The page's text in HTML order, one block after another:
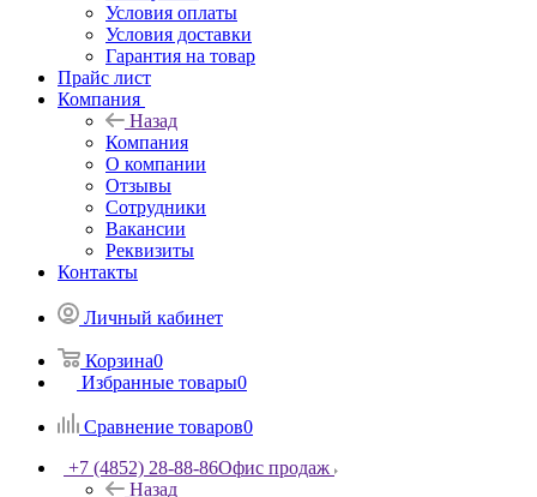
Условия оплаты
Условия доставки
Гарантия на товар
Прайс лист
Компания
Назад
Компания
О компании
Отзывы
Сотрудники
Вакансии
Реквизиты
Контакты
Личный кабинет
Корзина0
Избранные товары0
Сравнение товаров0
+7 (4852) 28-88-86Офис продаж
Назад